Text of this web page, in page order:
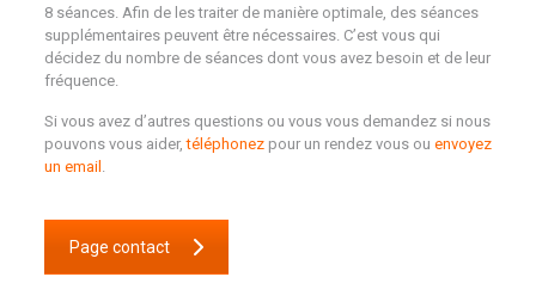
8 séances. Afin de les traiter de manière optimale, des séances
supplémentaires peuvent être nécessaires. C’est vous qui
décidez du nombre de séances dont vous avez besoin et de leur
fréquence.
Si vous avez d’autres questions ou vous vous demandez si nous
pouvons vous aider,téléphonez pour un rendez vous ou envoyez
un email .
Page contact